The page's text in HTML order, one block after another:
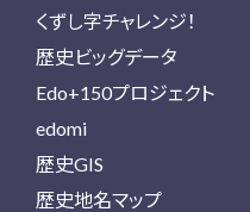
くずし字チャレンジ！
歴史ビッグデータ
Edo+150プロジェクト
edomi
歴史GIS
歴史地名マップ